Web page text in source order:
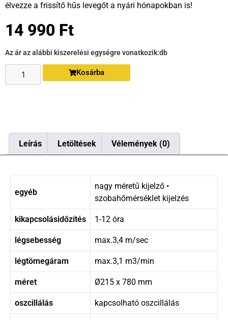
élvezze a frissítő hűs levegőt a nyári hónapokban is!
14 990 Ft
Az ár az alábbi kiszerelési egységre vonatkozik:db
Kosárba
Leírás Letöltések Vélemények (0)
egyéb
nagy méretű kijelző •
szobahőmérséklet kijelzés
kikapcsolásidőzítés 1-12 óra
légsebesség max.3,4 m/sec
légtömegáram max.3,1 m3/min
méret Ø215 x 780 mm
oszcillálás kapcsolható oszcillálás